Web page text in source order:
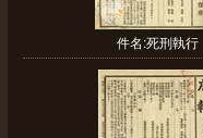
件名:死刑執行